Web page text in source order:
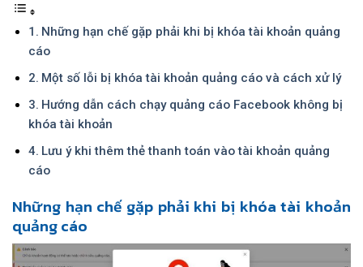
Những hạn chế gặp phải khi bị khóa tài khoản quảng
cáo
Một số lỗi bị khóa tài khoản quảng cáo và cách xử lý
Hướng dẫn cách chạy quảng cáo Facebook không bị
khóa tài khoản
Lưu ý khi thêm thẻ thanh toán vào tài khoản quảng
cáo
Những hạn chế gặp phải khi bị khóa tài khoản
quảng cáo